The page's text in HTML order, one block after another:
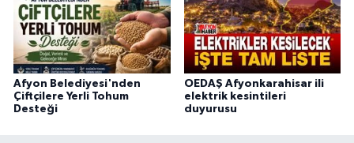
Afyon Belediyesi'nden
Çiftçilere Yerli Tohum
Desteği
OEDAŞ Afyonkarahisar ili
elektrik kesintileri
duyurusu